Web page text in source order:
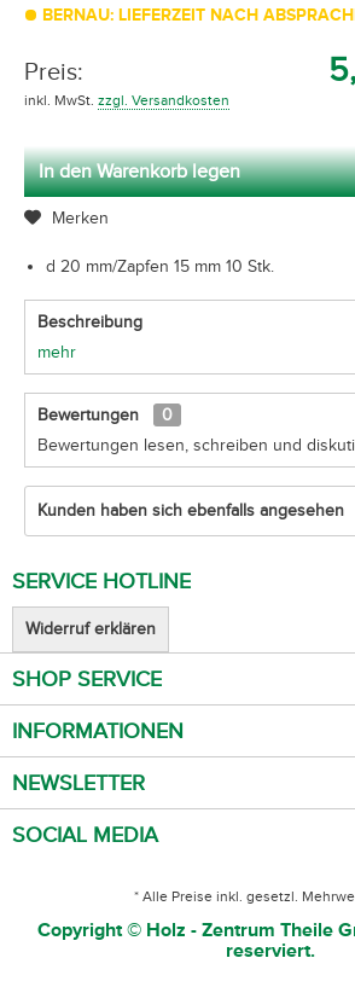
BERNAU: LIEFERZEIT NACH
Preis:
inkl. MwSt. zzgl. Versandkosten
In den Warenkorb legen
Merken
d 20 mm/Zapfen 15 mm 10 Stk.
Beschreibung
mehr
Bewertungen
0
Bewertungen lesen, schreiben und
Kunden haben sich ebenfalls angesehen
SERVICE HOTLINE
Widerruf erklären
SHOP SERVICE
INFORMATIONEN
NEWSLETTER
SOCIAL MEDIA
* Alle Preise inkl. gesetzl.
Copyright © Holz - Zentrum Theile
reserviert.